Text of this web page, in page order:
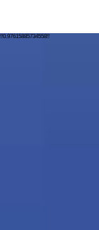
!!0.97615885734558!!